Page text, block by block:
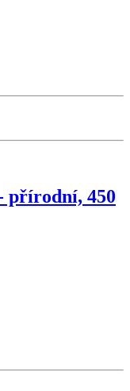
přírodní, 450